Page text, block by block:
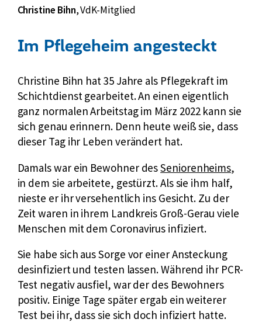
Christine Bihn,VdK-Mitglied
Im Pflegeheim angesteckt
Christine Bihn hat 35 Jahre als Pflegekraft im
Schichtdienst gearbeitet. An einen eigentlich
ganz normalen Arbeitstag im März 2022 kann sie
sich genau erinnern. Denn heute weiß sie, dass
dieser Tag ihr Leben verändert hat.
Damals war ein Bewohner desE
x
t
e
r
e
r
L
i
n
Seniorenheims,
in dem sie arbeitete, gestürzt. Als sie ihm half,
nieste er ihr versehentlich ins Gesicht. Zu der
Zeit waren in ihrem Landkreis Groß-Gerau viele
Menschen mit dem Coronavirus infiziert.
Sie habe sich aus Sorge vor einer Ansteckung
desinfiziert und testen lassen. Während ihr PCR-
Test negativ ausfiel, war der des Bewohners
positiv. Einige Tage später ergab ein weiterer
Test bei ihr, dass sie sich doch infiziert hatte.